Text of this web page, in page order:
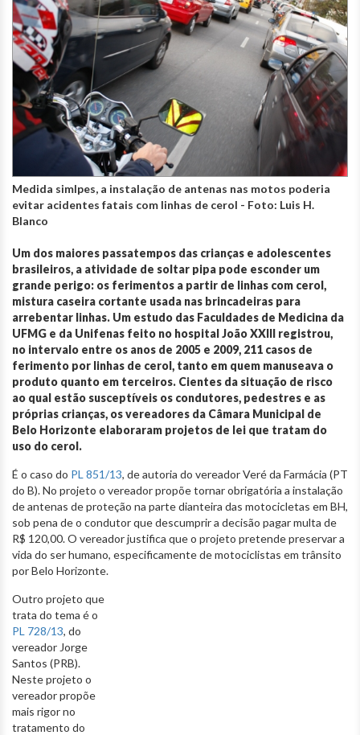
Medida simlpes, a instalação de antenas nas motos poderia
evitar acidentes fatais com linhas de cerol - Foto: Luis H.
Blanco
Um dos maiores passatempos das crianças e adolescentes
brasileiros, a atividade de soltar pipa pode esconder um
grande perigo: os ferimentos a partir de linhas com cerol,
mistura caseira cortante usada nas brincadeiras para
arrebentar linhas. Um estudo das Faculdades de Medicina da
UFMG e da Unifenas feito no hospital João XXIII registrou,
no intervalo entre os anos de 2005 e 2009, 211 casos de
ferimento por linhas de cerol, tanto em quem manuseava o
produto quanto em terceiros. Cientes da situação de risco
ao qual estão susceptíveis os condutores, pedestres e as
próprias crianças, os vereadores da Câmara Municipal de
Belo Horizonte elaboraram projetos de lei que tratam do
uso do cerol.
É o caso do PL 851/13, de autoria do vereador Veré da Farmácia (PT
do B). No projeto o vereador propõe tornar obrigatória a instalação
de antenas de proteção na parte dianteira das motocicletas em BH,
sob pena de o condutor que descumprir a decisão pagar multa de
R$ 120,00. O vereador justifica que o projeto pretende preservar a
vida do ser humano, especificamente de motociclistas em trânsito
por Belo Horizonte.
Outro projeto que
trata do tema é o
PL 728/13, do
vereador Jorge
Santos (PRB).
Neste projeto o
vereador propõe
mais rigor no
tratamento do